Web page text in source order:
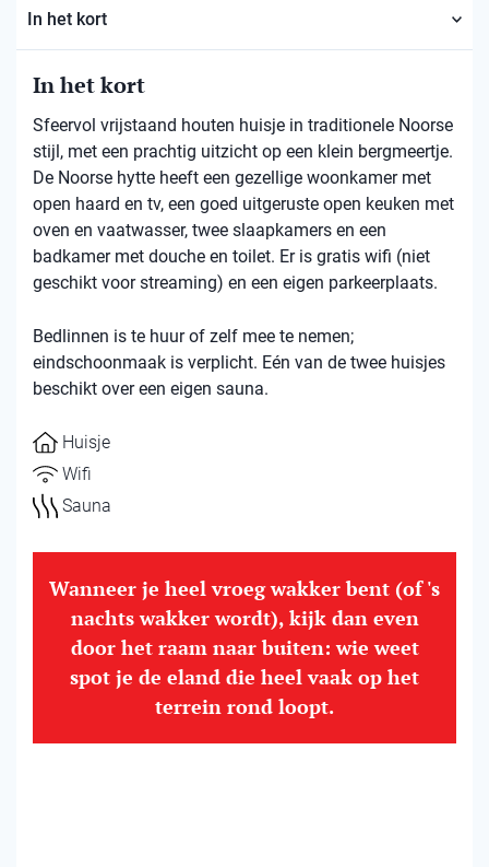
In het kort
In het kort
Sfeervol vrijstaand houten huisje in traditionele Noorse
stijl, met een prachtig uitzicht op een klein bergmeertje.
De Noorse hytte heeft een gezellige woonkamer met
open haard en tv, een goed uitgeruste open keuken met
oven en vaatwasser, twee slaapkamers en een
badkamer met douche en toilet. Er is gratis wifi (niet
geschikt voor streaming) en een eigen parkeerplaats.
Bedlinnen is te huur of zelf mee te nemen;
eindschoonmaak is verplicht. Eén van de twee huisjes
beschikt over een eigen sauna.
Huisje
Wifi
Sauna
Wanneer je heel vroeg wakker bent (of 's
nachts wakker wordt), kijk dan even
door het raam naar buiten: wie weet
spot je de eland die heel vaak op het
terrein rond loopt.